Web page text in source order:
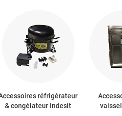
réfrigérateur
& congélateur Indesit